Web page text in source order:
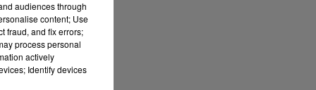
audiences through
content; Use
fraud, and fix errors;
process personal
actively
Identify devices